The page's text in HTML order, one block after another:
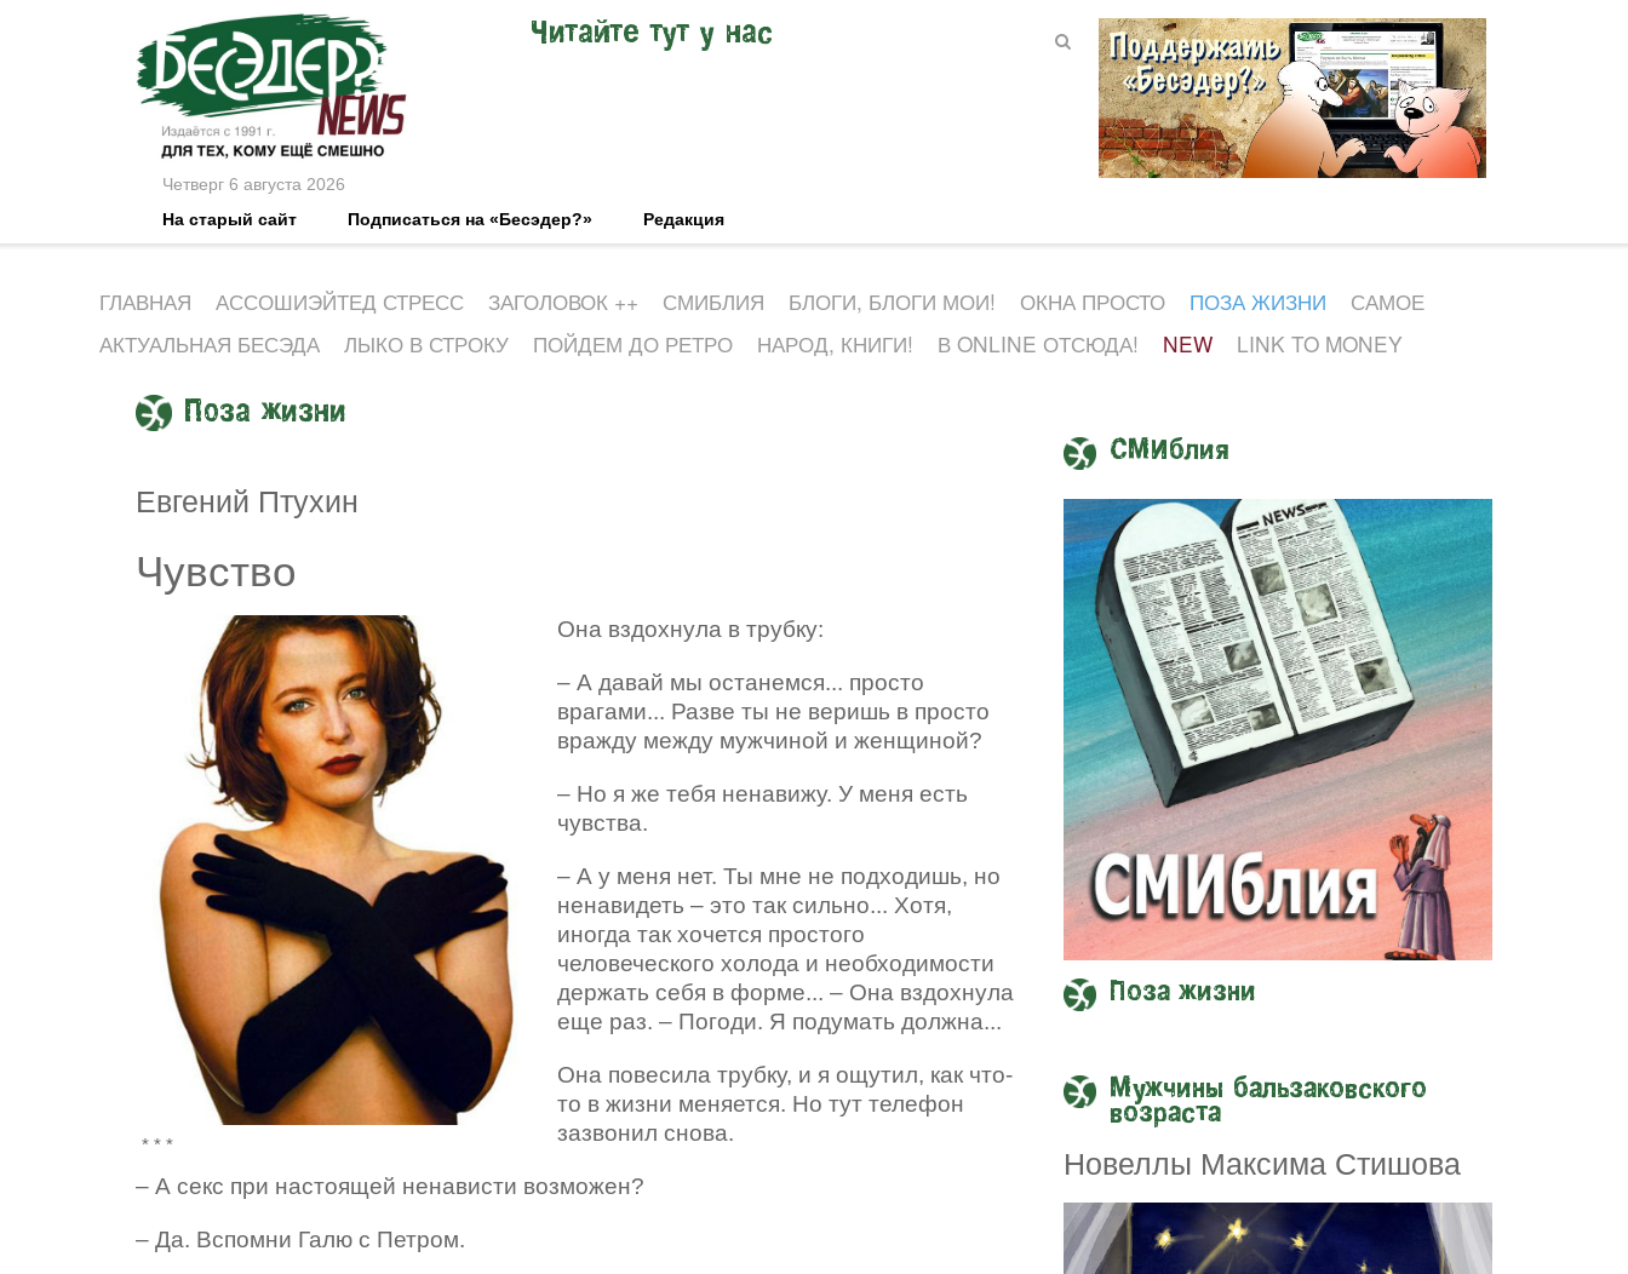
Четверг 6 августа 2026
Читайте тут у нас
На старый сайт Подписаться на «Бесэдер?» Редакция
ГЛАВНАЯ АССОШИЭЙТЕД СТРЕСС ЗАГОЛОВОК ++ СМИБЛИЯ БЛОГИ, БЛОГИ МОИ! ОКНА ПРОСТО ПОЗА ЖИЗНИ
САМОЕ
АКТУАЛЬНАЯ БЕСЭДА
ЛЫКО В СТРОКУ ПОЙДЕМ ДО РЕТРО НАРОД, КНИГИ! В ONLINE ОТСЮДА! NEW LINK TO MONEY
Поза жизни
Евгений Птухин
Чувство
* * *
Она вздохнула в трубку:
– А давай мы останемся... просто
врагами... Разве ты не веришь в просто
вражду между мужчиной и женщиной?
– Но я же тебя ненавижу. У меня есть
чувства.
– А у меня нет. Ты мне не подходишь, но
ненавидеть – это так сильно... Хотя,
иногда так хочется простого
человеческого холода и необходимости
держать себя в форме... – Она вздохнула
еще раз. – Погоди. Я подумать должна...
Она повесила трубку, и я ощутил, как что-
то в жизни меняется. Но тут телефон
зазвонил снова.
– А секс при настоящей ненависти возможен?
– Да. Вспомни Галю с Петром.
СМИблия
Поза жизни
Мужчины бальзаковского
возраста
Новеллы Максима Стишова